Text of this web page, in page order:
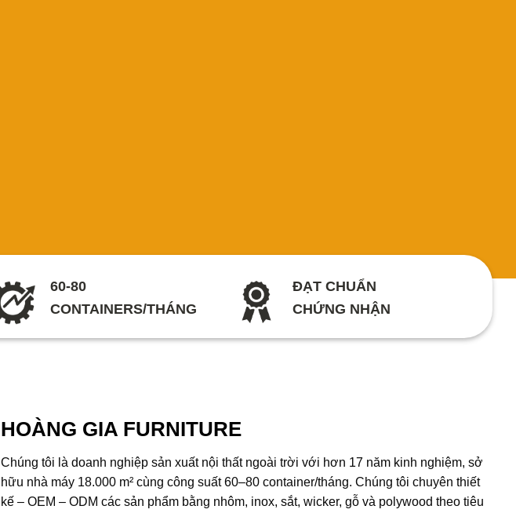
60-80
CONTAINERS/THÁNG
ĐẠT CHUẨN
CHỨNG NHẬN
HOÀNG GIA FURNITURE
Chúng tôi là doanh nghiệp sản xuất nội thất ngoài trời với hơn 17 năm kinh nghiệm, sở
hữu nhà máy 18.000 m² cùng công suất 60–80 container/tháng. Chúng tôi chuyên thiết
kế – OEM – ODM các sản phẩm bằng nhôm, inox, sắt, wicker, gỗ và polywood theo tiêu